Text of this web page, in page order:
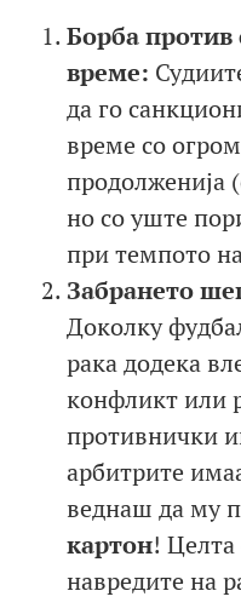
Борба
време:
да го
време со
продолженија
но со уште
при темпото
Забрането
Доколку
рака додека
конфликт или
противнички
арбитрите
веднаш да му
картон! Целта
навредите на